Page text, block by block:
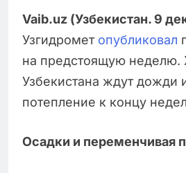
Vaib.uz (Узбекистан. 9
Узгидромет опубликовал
на предстоящую неделю.
Узбекистана ждут дожди
потепление к концу
Осадки и переменчивая